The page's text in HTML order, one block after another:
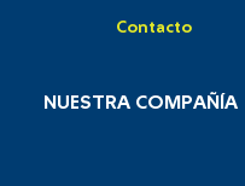
Contacto
NUESTRA COMPAÑÍA